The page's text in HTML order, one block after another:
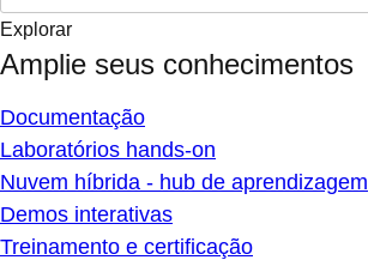
Explorar
Amplie seus conhecimentos
Documentação
Laboratórios hands-on
Nuvem híbrida - hub de aprendizagem
Demos interativas
Treinamento e certificação